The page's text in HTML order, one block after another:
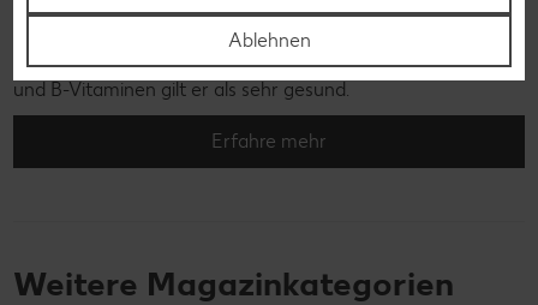
Bei Roggen wird zwischen Winter- und Sommerformen
unterschieden. Durch seinen hohen Anteil an Ballaststoffen
und B-Vitaminen gilt er als sehr gesund.
Erfahre mehr
Weitere Magazinkategorien
Ablehnen